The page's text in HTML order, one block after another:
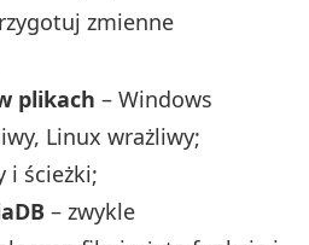
zmienne
plikach – Windows
Linux wrażliwy;
i ścieżki;
– zwykle